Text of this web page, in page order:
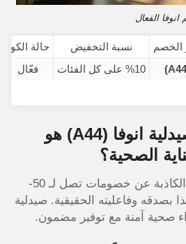
الفعال
الخصم نسبة التخفيض
حالة الكود
%10 على كل الفئات فعّال
لماذا كود خصم صيدلية انوفا (A44) هو
الصحية؟
في سوق مليء بالوعود الكاذبة عن خصومات تصل لـ 50-
بصدقه وفاعليته الحقيقية. صيدلية
صحية آمنة مع توفير مضمون.